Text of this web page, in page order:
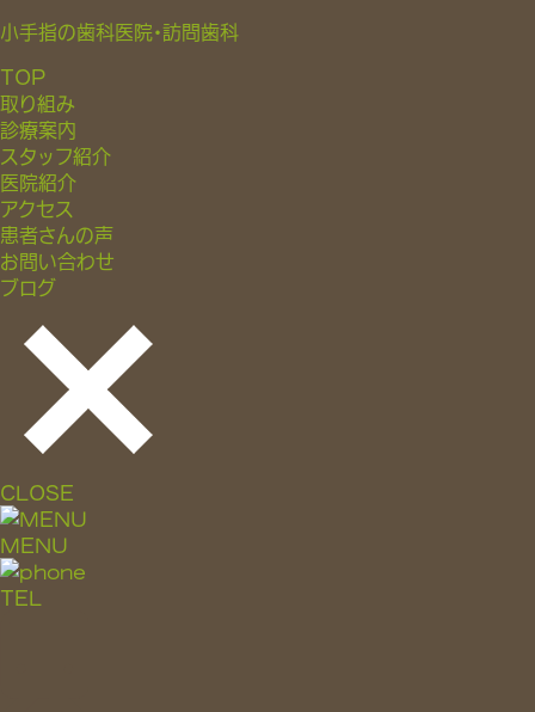
小手指の歯科医院・訪問歯科
TOP
取り組み
診療案内
スタッフ紹介
医院紹介
アクセス
患者さんの声
お問い合わせ
ブログ
CLOSE
MENU
TEL